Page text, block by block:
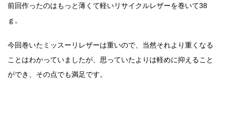
前回作ったのはもっと薄くて軽いリサイクルレザーを巻いて38
ｇ。
今回巻いたミッスーリレザーは重いので、当然それより重くなる
ことはわかっていましたが、思っていたよりは軽めに抑えること
ができ、その点でも満足です。